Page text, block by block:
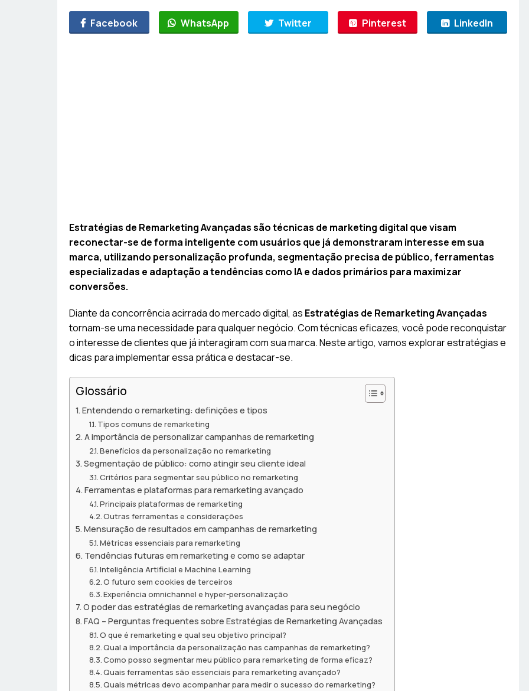
Facebook WhatsApp Twitter Pinterest LinkedIn
Estratégias de Remarketing Avançadas são técnicas de marketing digital que visam
reconectar-se de forma inteligente com usuários que já demonstraram interesse em sua
marca, utilizando personalização profunda, segmentação precisa de público, ferramentas
especializadas e adaptação a tendências como IA e dados primários para maximizar
conversões.
Diante da concorrência acirrada do mercado digital, as Estratégias de Remarketing Avançadas
tornam-se uma necessidade para qualquer negócio. Com técnicas eficazes, você pode reconquistar
o interesse de clientes que já interagiram com sua marca. Neste artigo, vamos explorar estratégias e
dicas para implementar essa prática e destacar-se.
Glossário
Entendendo o remarketing: definições e tipos
Tipos comuns de remarketing
A importância de personalizar campanhas de remarketing
Benefícios da personalização no remarketing
Segmentação de público: como atingir seu cliente ideal
Critérios para segmentar seu público no remarketing
Ferramentas e plataformas para remarketing avançado
Principais plataformas de remarketing
Outras ferramentas e considerações
Mensuração de resultados em campanhas de remarketing
Métricas essenciais para remarketing
Tendências futuras em remarketing e como se adaptar
Inteligência Artificial e Machine Learning
O futuro sem cookies de terceiros
Experiência omnichannel e hyper-personalização
O poder das estratégias de remarketing avançadas para seu negócio
FAQ – Perguntas frequentes sobre Estratégias de Remarketing Avançadas
O que é remarketing e qual seu objetivo principal?
Qual a importância da personalização nas campanhas de remarketing?
Como posso segmentar meu público para remarketing de forma eficaz?
Quais ferramentas são essenciais para remarketing avançado?
Quais métricas devo acompanhar para medir o sucesso do remarketing?